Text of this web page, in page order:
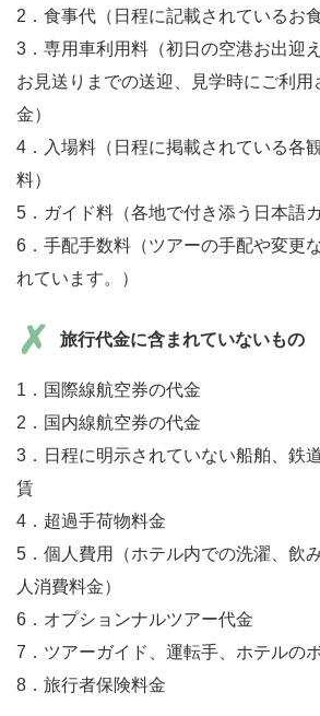
2．食事代（日程に記載されているお食
3．専用車利用料（初日の空港お出迎
お見送りまでの送迎、見学時にご利
金）
4．入場料（日程に掲載されている各
料）
5．ガイド料（各地で付き添う日本語
6．手配手数料（ツアーの手配や変更
れています。）
旅行代金に含まれていないもの
1．国際線航空券の代金
2．国内線航空券の代金
3．日程に明示されていない船舶、鉄
賃
4．超過手荷物料金
5．個人費用（ホテル内での洗濯、飲
人消費料金）
6．オプションナルツアー代金
7．ツアーガイド、運転手、ホテルの
8．旅行者保険料金